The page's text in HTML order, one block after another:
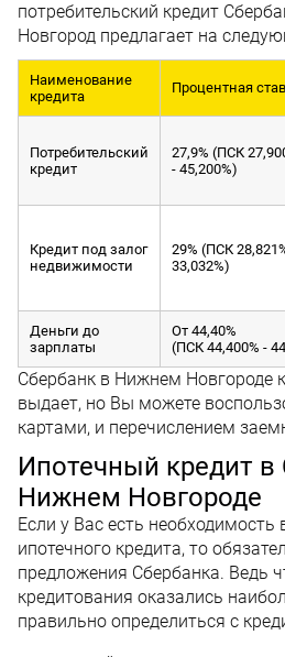
потребительский кредит
Новгород предлагает на
Наименование
кредита
Процентная
Потребительский
кредит
27,9% (ПСК
- 45,200%)
Кредит под залог
недвижимости
29% (ПСК
33,032%)
Деньги до
зарплаты
От 44,40%
(ПСК 44,400% -
Сбербанк в Нижнем Новгороде
выдает, но Вы можете
картами, и перечислением
Ипотечный кредит в
Нижнем Новгороде
Если у Вас есть
ипотечного кредита, то
предложения Сбербанка. Ведь
кредитования оказались
правильно определиться с